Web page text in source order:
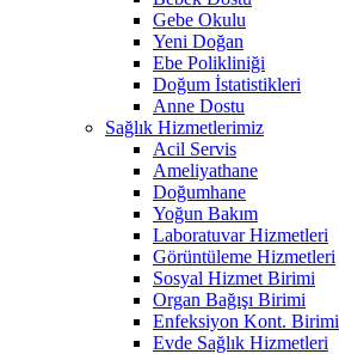
Gebe Okulu
Yeni Doğan
Ebe Polikliniği
Doğum İstatistikleri
Anne Dostu
Sağlık Hizmetlerimiz
Acil Servis
Ameliyathane
Doğumhane
Yoğun Bakım
Laboratuvar Hizmetleri
Görüntüleme Hizmetleri
Sosyal Hizmet Birimi
Organ Bağışı Birimi
Enfeksiyon Kont. Birimi
Evde Sağlık Hizmetleri